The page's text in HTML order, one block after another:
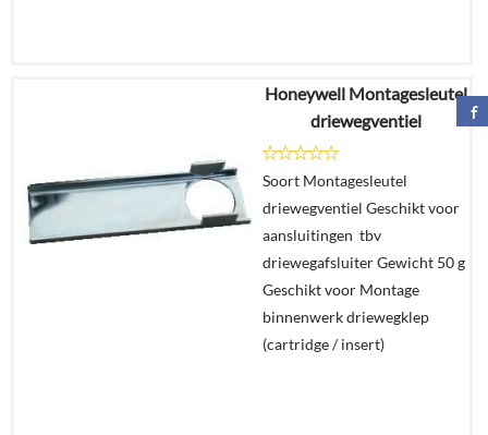
€105,43
€93,34
Details
winkelmand
Honeywell Montagesleutel
driewegventiel
Soort Montagesleutel
driewegventiel Geschikt voor
aansluitingen tbv
driewegafsluiter Gewicht 50 g
Geschikt voor Montage
binnenwerk driewegklep
(cartridge / insert)